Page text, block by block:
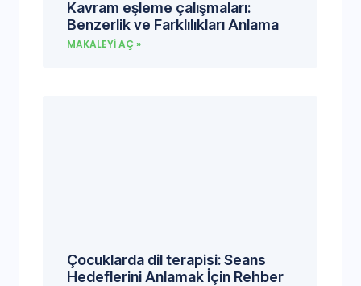
Kavram eşleme çalışmaları:
Benzerlik ve Farklılıkları Anlama
MAKALEYI AÇ »
Çocuklarda dil terapisi: Seans
Hedeflerini Anlamak İçin Rehber